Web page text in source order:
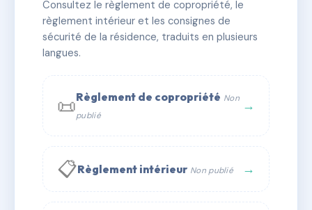
⚠ IMMATRICULEE_RATTACHEMENT_EXPIRE
🏠 168 lots
🏗 1 bâtiment(s)
📞 Contacter Syndic Digital 💬 WhatsApp
✉ Email
Consultez le règlement de copropriété, le
règlement intérieur et les consignes de
sécurité de la résidence, traduits en plusieurs
langues.
📜Règlement de copropriété Non
publié
→
📋Règlement intérieur Non publié →